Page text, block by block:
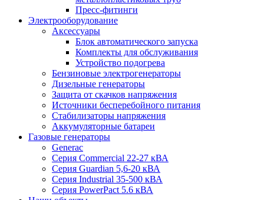
Пресс-фитинги
Электрооборудование
Аксессуары
Блок автоматического запуска
Комплекты для обслуживания
Устройство подогрева
Бензиновые электрогенераторы
Дизельные генераторы
Защита от скачков напряжения
Источники бесперебойного питания
Стабилизаторы напряжения
Аккумуляторные батареи
Газовые генераторы
Generac
Серия Commercial 22-27 кВА
Серия Guardian 5,6-20 кВА
Серия Industrial 35-500 кВА
Серия PowerPact 5.6 кВА